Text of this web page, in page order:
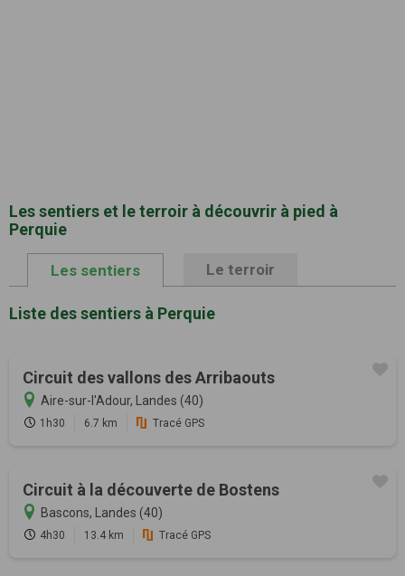
Les sentiers et le terroir à découvrir à pied à
Perquie
Les sentiers Le terroir
Liste des sentiers à Perquie
Circuit des vallons des Arribaouts
Aire-sur-l'Adour, Landes (40)
1h30 6.7 km Tracé GPS
Circuit à la découverte de Bostens
Bascons, Landes (40)
4h30 13.4 km Tracé GPS